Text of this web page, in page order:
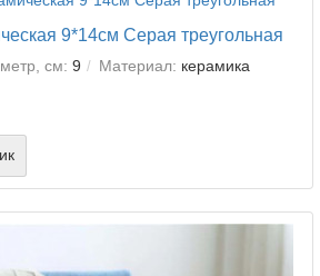
9*14см Серая треугольная
см: 9 Материал: керамика